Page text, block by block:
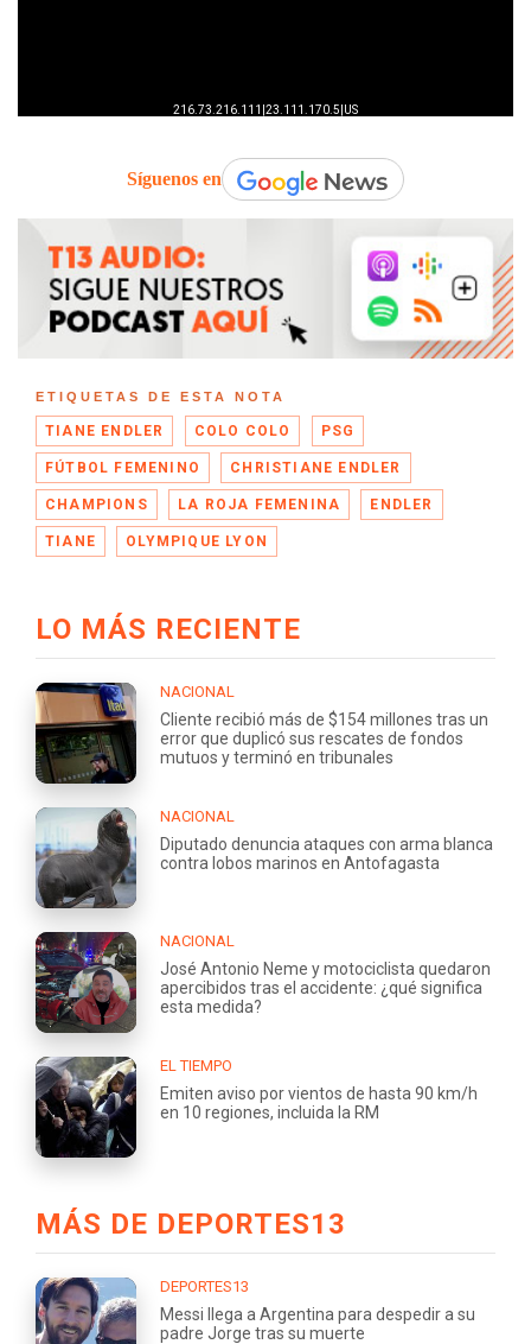
Síguenos en
ETIQUETAS DE ESTA NOTA
TIANE ENDLER COLO COLO PSG
FÚTBOL FEMENINO CHRISTIANE ENDLER
CHAMPIONS LA ROJA FEMENINA ENDLER
TIANE OLYMPIQUE LYON
LO MÁS RECIENTE
NACIONAL
Cliente recibió más de $154 millones tras un
error que duplicó sus rescates de fondos
mutuos y terminó en tribunales
NACIONAL
Diputado denuncia ataques con arma blanca
contra lobos marinos en Antofagasta
NACIONAL
José Antonio Neme y motociclista quedaron
apercibidos tras el accidente: ¿qué significa
esta medida?
EL TIEMPO
Emiten aviso por vientos de hasta 90 km/h
en 10 regiones, incluida la RM
MÁS DE DEPORTES13
DEPORTES13
Messi llega a Argentina para despedir a su
padre Jorge tras su muerte